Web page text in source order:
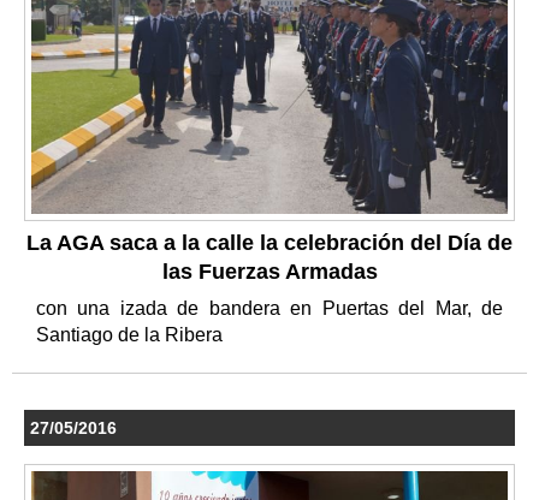
La AGA saca a la calle la celebración del Día de
las Fuerzas Armadas
con una izada de bandera en Puertas del Mar, de
Santiago de la Ribera
27/05/2016